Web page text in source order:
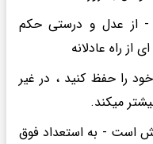
- از عدل و درستی حکم
راه عادلانه
را حفظ کنید ، در غیر
میکند.
است - به استعداد فوق